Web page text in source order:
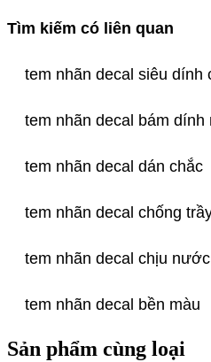
Tìm kiếm có liên quan
tem nhãn decal siêu dính
tem nhãn decal bám dính
tem nhãn decal dán chắc
tem nhãn decal chống
tem nhãn decal chịu nước
tem nhãn decal bền màu
Sản phẩm cùng loại